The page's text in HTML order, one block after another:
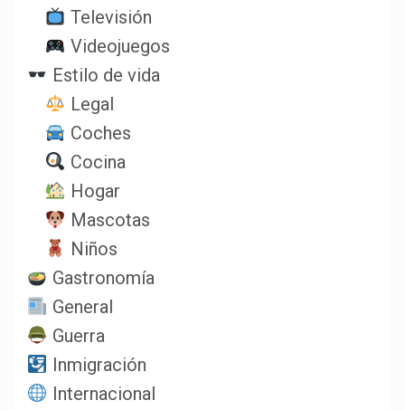
Televisión
Videojuegos
Estilo de vida
Legal
Coches
Cocina
Hogar
Mascotas
Niños
Gastronomía
General
Guerra
Inmigración
Internacional